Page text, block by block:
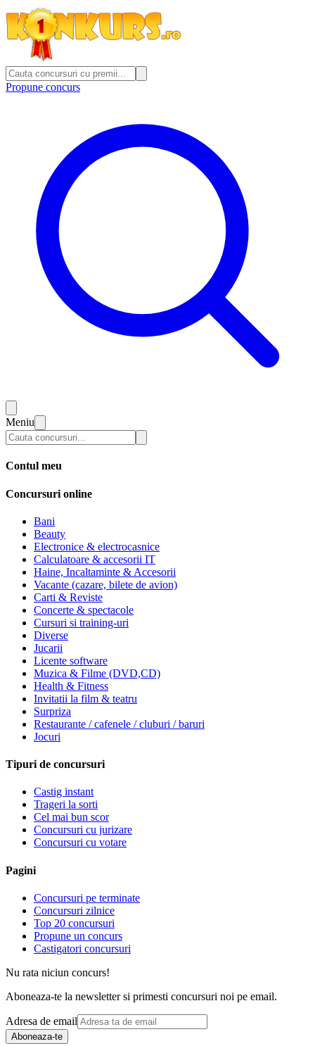
Propune concurs
Meniu
Contul meu
Concursuri online
Bani
Beauty
Electronice & electrocasnice
Calculatoare & accesorii IT
Haine, Incaltaminte & Accesorii
Vacante (cazare, bilete de avion)
Carti & Reviste
Concerte & spectacole
Cursuri si training-uri
Diverse
Jucarii
Licente software
Muzica & Filme (DVD,CD)
Health & Fitness
Invitatii la film & teatru
Surpriza
Restaurante / cafenele / cluburi / baruri
Jocuri
Tipuri de concursuri
Castig instant
Trageri la sorti
Cel mai bun scor
Concursuri cu jurizare
Concursuri cu votare
Pagini
Concursuri pe terminate
Concursuri zilnice
Top 20 concursuri
Propune un concurs
Castigatori concursuri
Nu rata niciun concurs!
Aboneaza-te la newsletter si primesti concursuri noi pe email.
Adresa de email
Aboneaza-te